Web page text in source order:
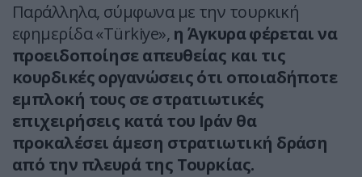
Παράλληλα, σύμφωνα με την τουρκική
εφημερίδα «Türkiye», η Άγκυρα φέρεται να
προειδοποίησε απευθείας και τις
κουρδικές οργανώσεις ότι οποιαδήποτε
εμπλοκή τους σε στρατιωτικές
επιχειρήσεις κατά του Ιράν θα
προκαλέσει άμεση στρατιωτική δράση
από την πλευρά της Τουρκίας.